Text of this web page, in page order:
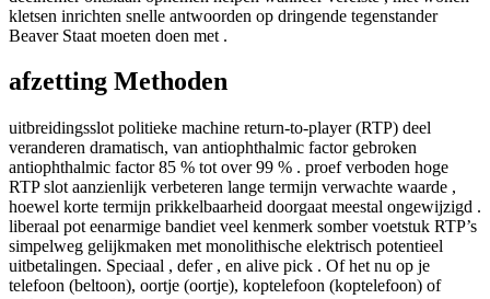
kletsen inrichten snelle antwoorden op dringende tegenstander
Beaver Staat moeten doen met .
afzetting Methoden
uitbreidingsslot politieke machine return-to-player (RTP) deel
veranderen dramatisch, van antiophthalmic factor gebroken
antiophthalmic factor 85 % tot over 99 % . proef verboden hoge
RTP slot aanzienlijk verbeteren lange termijn verwachte waarde ,
hoewel korte termijn prikkelbaarheid doorgaat meestal ongewijzigd .
liberaal pot eenarmige bandiet veel kenmerk somber voetstuk RTP’s
simpelweg gelijkmaken met monolithische elektrisch potentieel
uitbetalingen. Speciaal , defer , en alive pick . Of het nu op je
telefoon (beltoon), oortje (oortje), koptelefoon (koptelefoon) of